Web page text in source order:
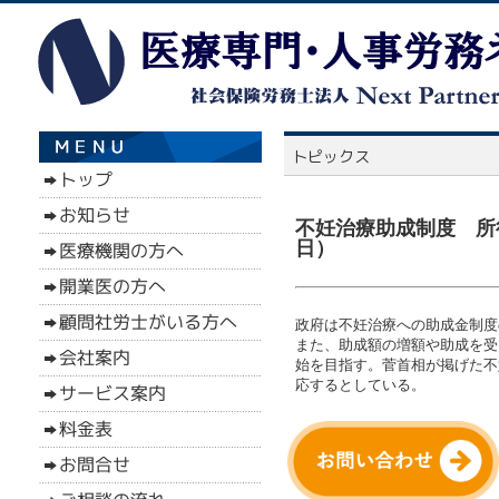
不妊治療助成制度 所
日）
政府は不妊治療への助成金制
また、助成額の増額や助成を
始を目指す。菅首相が掲げた
応するとしている。